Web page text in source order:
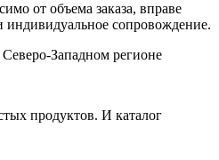
от объема заказа, вправе
индивидуальное сопровождение.
Западном регионе
продуктов. И каталог